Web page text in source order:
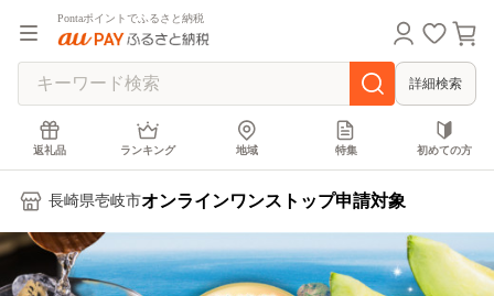
Pontaポイントでふるさと納税
詳細検索
返礼品 ランキング 地域 特集 初めての方
長崎県壱岐市オンラインワンストップ申請対象